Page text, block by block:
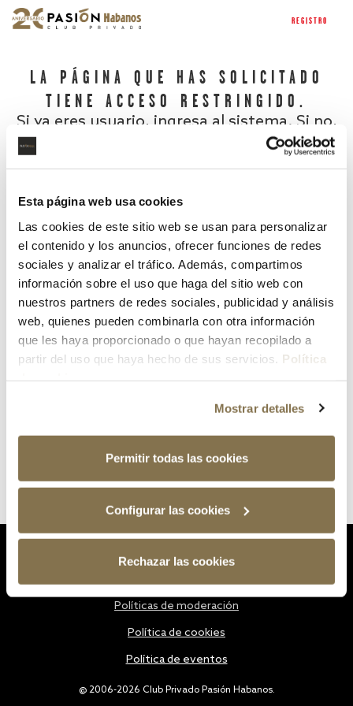
Esta página web usa cookies
Las cookies de este sitio web se usan para personalizar
el contenido y los anuncios, ofrecer funciones de redes
sociales y analizar el tráfico. Además, compartimos
información sobre el uso que haga del sitio web con
nuestros partners de redes sociales, publicidad y análisis
web, quienes pueden combinarla con otra información
que les haya proporcionado o que hayan recopilado a
partir del uso que haya hecho de sus servicios. Política
Mostrar detalles
Permitir todas las cookies
Configurar las cookies
Rechazar las cookies
REGISTRO
LA PÁGINA QUE HAS SOLICITADO
TIENE ACCESO RESTRINGIDO.
Si ya eres usuario, ingresa al sistema. Si no,
¿Has olvidado tu contraseña?
@ 2006-2026 Club Privado Pasión Habanos.
Políticas de moderación
Política de cookies
Política de eventos